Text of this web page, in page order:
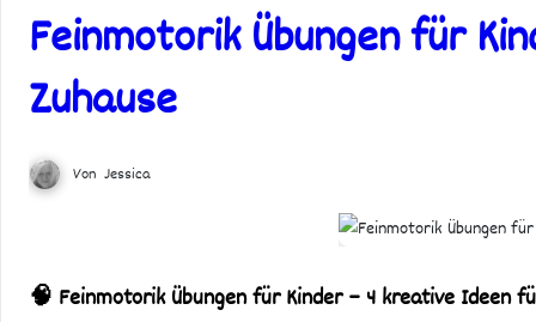
Feinmotorik Übungen für
Zuhause
Von Jessica
🧠 Feinmotorik Übungen für Kinder – 4 kreative Ideen